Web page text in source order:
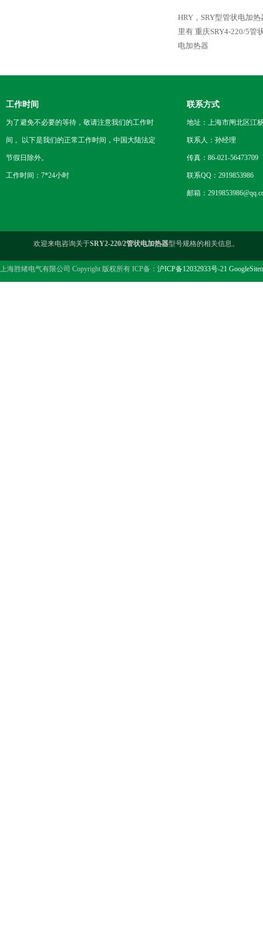
HRY，SRY型管状电加热
里有 重庆SRY4-220/5管
电加热器
工作时间
为了避免不必要的等待，敬请注意我们的工作时
间 。以下是我们的正常工作时间，中国大陆法定
节假日除外。
工作时间：7*24小时
联系方式
地址：上海市闸北区江
联系人：孙经理
传真：86-021-56473709
联系QQ：2919853986
邮箱：
欢迎来电咨询关于SRY2-220/2管状电加热器型号规格的相关信息。
上海胜绪电气有限公司 Copyright 版权所有 ICP备： 沪ICP备12032933号-21